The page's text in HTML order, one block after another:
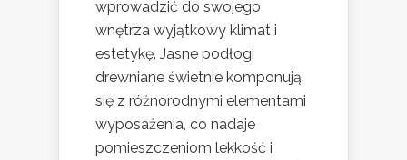
wprowadzić do swojego
wnętrza wyjątkowy klimat i
estetykę. Jasne podłogi
drewniane świetnie komponują
się z różnorodnymi elementami
wyposażenia, co nadaje
pomieszczeniom lekkość i